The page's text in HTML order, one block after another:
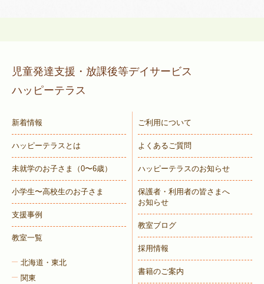
児童発達支援・放課後等デイサービス
ハッピーテラス
新着情報
ハッピーテラスとは
未就学のお子さま （0〜6歳）
小学生〜高校生のお子さま
支援事例
教室一覧
北海道・東北
関東
ご利用について
よくあるご質問
ハッピーテラスのお知らせ
保護者・利用者の皆さまへ
お知らせ
教室ブログ
採用情報
書籍のご案内